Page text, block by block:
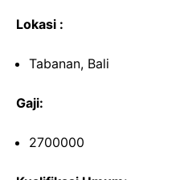
Lokasi :
Tabanan, Bali
Gaji:
2700000